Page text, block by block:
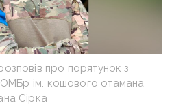
про порятунок з
ім. кошового отамана
Сірка